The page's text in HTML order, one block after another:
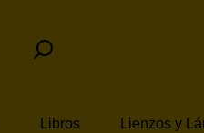
Libros Lienzos y